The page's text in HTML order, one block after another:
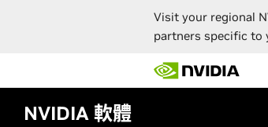
Visit your regional
partners specific to
main
content
NVIDIA 軟體